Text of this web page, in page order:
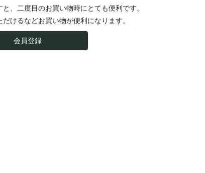
、二度目のお買い物時にとても便利です。
けるなどお買い物が便利になります。
会員登録